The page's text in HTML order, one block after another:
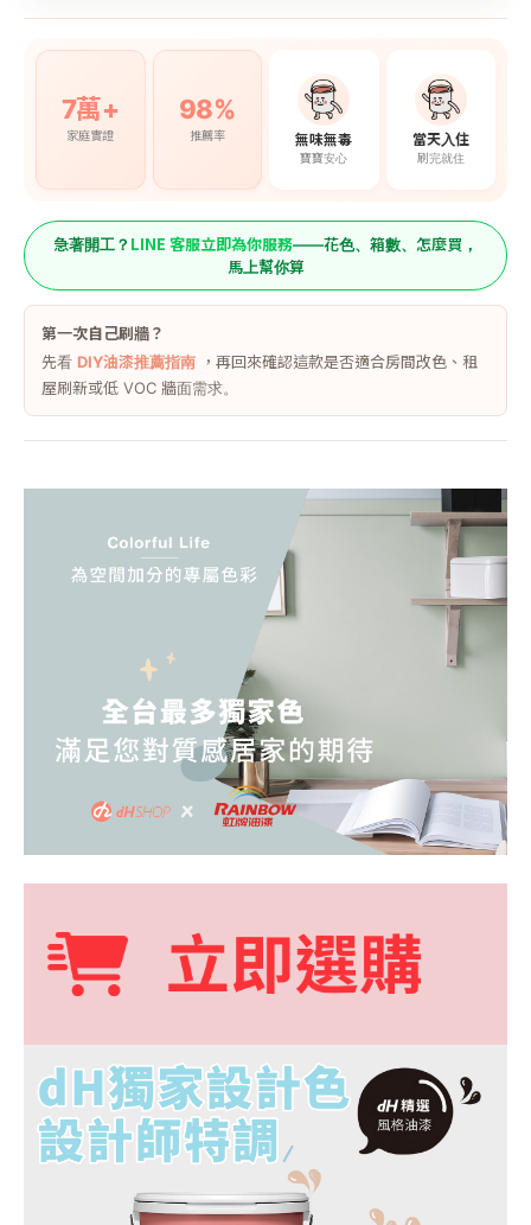
7萬+
家庭實證
98%
推薦率 無味無毒
寶寶安心
當天入住
刷完就住
急著開工？ LINE 客服立即為你服務——花色、箱數、怎麼買，
馬上幫你算
第一次自己刷牆？
先看 DIY油漆推薦指南 ，再回來確認這款是否適合房間改色、租
屋刷新或低 VOC 牆面需求。